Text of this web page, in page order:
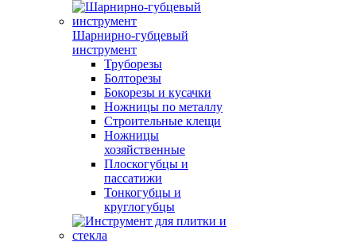
Шарнирно-губцевый
инструмент
Труборезы
Болторезы
Бокорезы и кусачки
Ножницы по металлу
Строительные клещи
Ножницы
хозяйственные
Плоскогубцы и
пассатижи
Тонкогубцы и
круглогубцы